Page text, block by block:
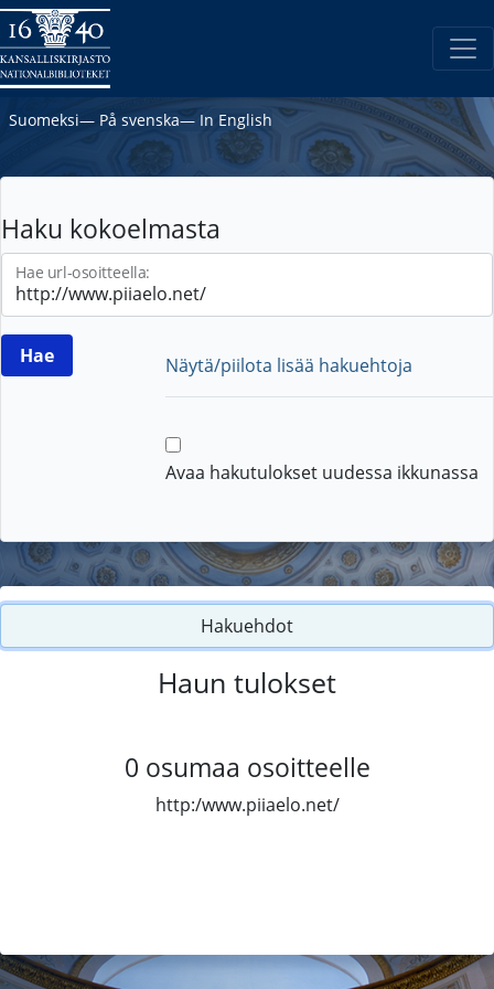
Suomeksi― På svenska― In English
Haku kokoelmasta
Hae url-osoitteella:
Näytä/piilota lisää hakuehtoja
Avaa hakutulokset uudessa ikkunassa
Hakuehdot
Haun tulokset
0 osumaa osoitteelle
http:/www.piiaelo.net/